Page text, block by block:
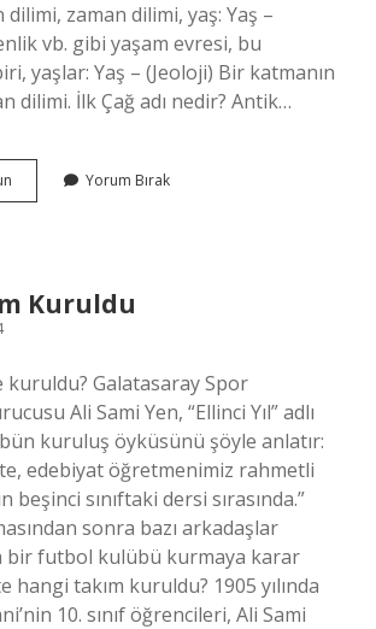
zaman dilimi, yaş: Yaş –
vb. gibi yaşam evresi, bu
yaşlar: Yaş – (Jeoloji) Bir katmanın
dilimi. İlk Çağ adı nedir? Antik…
Nedir
Yorum Bırak
Kuruldu
kuruldu? Galatasaray Spor
Ali Sami Yen, “Ellinci Yıl” adlı
kuruluş öyküsünü şöyle anlatır:
edebiyat öğretmenimiz rahmetli
beşinci sınıftaki dersi sırasında.”
sonra bazı arkadaşlar
bir futbol kulübü kurmaya karar
hangi takım kuruldu? 1905 yılında
10. sınıf öğrencileri, Ali Sami